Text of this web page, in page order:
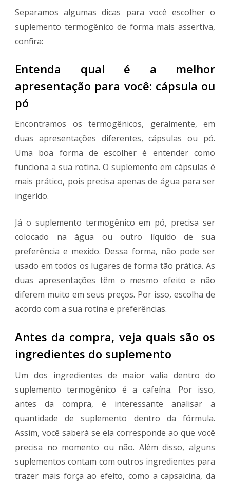
Separamos algumas dicas para você escolher o
suplemento termogênico de forma mais assertiva,
confira:
Entenda qual é a melhor
apresentação para você: cápsula ou
pó
Encontramos os termogênicos, geralmente, em
duas apresentações diferentes, cápsulas ou pó.
Uma boa forma de escolher é entender como
funciona a sua rotina. O suplemento em cápsulas é
mais prático, pois precisa apenas de água para ser
ingerido.
Já o suplemento termogênico em pó, precisa ser
colocado na água ou outro líquido de sua
preferência e mexido. Dessa forma, não pode ser
usado em todos os lugares de forma tão prática. As
duas apresentações têm o mesmo efeito e não
diferem muito em seus preços. Por isso, escolha de
acordo com a sua rotina e preferências.
Antes da compra, veja quais são os
ingredientes do suplemento
Um dos ingredientes de maior valia dentro do
suplemento termogênico é a cafeína. Por isso,
antes da compra, é interessante analisar a
quantidade de suplemento dentro da fórmula.
Assim, você saberá se ela corresponde ao que você
precisa no momento ou não. Além disso, alguns
suplementos contam com outros ingredientes para
trazer mais força ao efeito, como a capsaicina, da